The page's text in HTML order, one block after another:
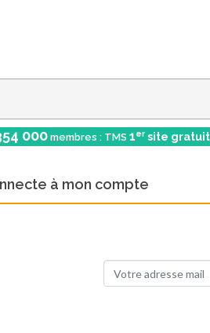
000membres : TMS 1er site gratuit
à mon compte